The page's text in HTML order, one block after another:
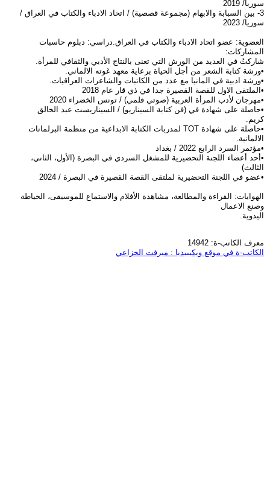
سوريا/ 2019
3- بين السبابة والابهام (مجموعة قصصية) / اتحاد الادباء والكتاب في العراق /
سوريا/ 2023
العضوية: عضو اتحاد الادباء والكتاب في العراق.دراسي: دبلوم حاسبات
المشاركات:
شاركتُ في العديد من الورش التي تعنى بالنتاج الأدبي والثقافي للمرأة.
•ورشة كتابة الشعر من أجل الحياة برعاية معهد غوته الالماني.
•ورشة ادبية في المانيا مع عدد من الكاتبات والشاعرات العراقيات.
•الملتقى الاول للقصة القصيرة جدا في ذي قار عام 2018
•مهرجان لأدب المرأة العربية (صوتي قلمي) / تونس الخضراء 2020
•حاصلة على شهادة في (فن كتابة السيناريو) / السيناريست عبد الخالق
كريم.
•حاصلة على شهادة TOT لمدربات الكتابة الابداعية من منظمة البرلمانات
الالمانية.
•مؤتمر السرد الرابع 2022 / بغداد
•أحد أعضاء اللجنة التحضيرية للمشغل السردي في البصرة (الأول، الثاني،
الثالث)
•عضو في اللجنة التحضيرية لملتقى القصة القصيرة في البصرة / 2024
الهوايات: القراءة والمطالعة، مشاهدة الأفلام والاستماع للموسيقى، الخياطة
وصنع الاعمال
اليدوية.
معرف الكاتب-ة: 14942
الكاتب-ة في موقع ويكيبيديا : ميرفت الخزاعي